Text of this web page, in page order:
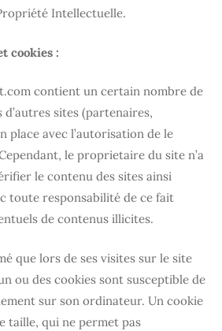
Intellectuelle.
cookies :
contient un certain nombre de
sites (partenaires,
place avec l’autorisation de le
le proprietaire du site n’a
le contenu des sites ainsi
toute responsabilité de ce fait
de contenus illicites.
que lors de ses visites sur le site
ou des cookies sont susceptible de
sur son ordinateur. Un cookie
taille, qui ne permet pas